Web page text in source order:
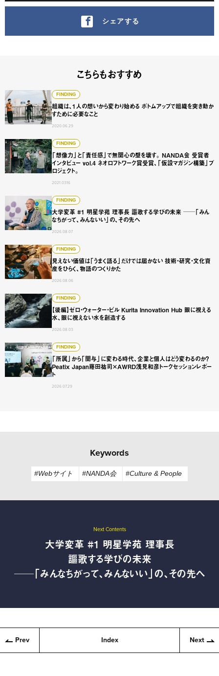
シェアする
こちらもおすすめ
FINDING
組織は、1人の想いから変わり始める ボトムアップで組織を突き動か
すために必要なこと
2020.06.29
組織は、1人の想いから変わり始める ボトムアップで組織を
FINDING
「想像力」と「責任感」で無関心の壁を壊す。 NANDA会 受賞者
インタビュー vol.4 ネオロフトワーク賞受賞、「仮設マガジン構築」プ
ロジェクト。
2021.03.16
「想像力」と「責任感」で無関心の壁を壊す。 NANDA会
FINDING
大学変革 #1 明星学苑 理事長 謳歌する学びの未来 ──「みん
なちがって、みんないい」の、その先へ
2026.08.07
大学変革 #1 明星学苑 理事長 謳歌する学びの未来 ──「み
FINDING
見えない価値は「うまく語る」だけでは届かない 技術・研究・文化資
産をひらく、物語のつくりかた
2026.08.06
見えない価値は「うまく語る」だけでは届かない 技術・研
FINDING
【後編】ゼロ・ウォーター・ビル Kurita Innovation Hub 眼に視える
水、眼に視えない水を創造する
2026.08.03
【後編】ゼロ・ウォーター・ビル Kurita Innovation Hub 眼
FINDING
「所属」から「関与」に変わる時代、企業と個人はどう変わるのか？
Peatix Japan藤田祐司×AWRD浅見和彦トークセッションレポー
ト
2026.07.29
「所属」から「関与」に変わる時代、企業と個人はどう変
Keywords
#Webサイト #NANDA会 #Culture & People
Next Contents
大学変革 #1 明星学苑 理事長
謳歌する学びの未来
──「みんなちがって、みんないい」の、その先へ
Prev Index Next